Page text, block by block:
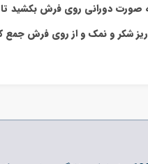
صورت دورانی روی فرش بکشید
شکر و نمک و از روی فرش جمع